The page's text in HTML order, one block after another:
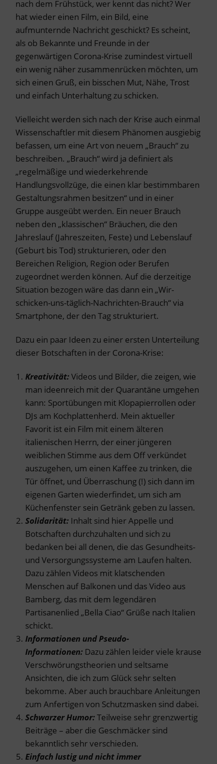
nach dem Frühstück, wer kennt das nicht? Wer
hat wieder einen Film, ein Bild, eine
aufmunternde Nachricht geschickt? Es scheint,
als ob Bekannte und Freunde in der
gegenwärtigen Corona-Krise zumindest virtuell
ein wenig näher zusammenrücken möchten, um
sich einen Gruß, ein bisschen Mut, Nähe, Trost
und einfach Unterhaltung zu schicken.
Vielleicht werden sich nach der Krise auch einmal
Wissenschaftler mit diesem Phänomen ausgiebig
befassen, um eine Art von neuem „Brauch“ zu
beschreiben. „Brauch“ wird ja definiert als
„regelmäßige und wiederkehrende
Handlungsvollzüge, die einen klar bestimmbaren
Gestaltungsrahmen besitzen“ und in einer
Gruppe ausgeübt werden. Ein neuer Brauch
neben den „klassischen“ Bräuchen, die den
Jahreslauf (Jahreszeiten, Feste) und Lebenslauf
(Geburt bis Tod) strukturieren, oder den
Bereichen Religion, Region oder Berufen
zugeordnet werden können. Auf die derzeitige
Situation bezogen wäre das dann ein „Wir-
schicken-uns-täglich-Nachrichten-Brauch“ via
Smartphone, der den Tag strukturiert.
Dazu ein paar Ideen zu einer ersten Unterteilung
dieser Botschaften in der Corona-Krise:
Kreativität:Videos und Bilder, die zeigen, wie
man ideenreich mit der Quarantäne umgehen
kann: Sportübungen mit Klopapierrollen oder
DJs am Kochplattenherd. Mein aktueller
Favorit ist ein Film mit einem älteren
italienischen Herrn, der einer jüngeren
weiblichen Stimme aus dem Off verkündet
auszugehen, um einen Kaffee zu trinken, die
Tür öffnet, und Überraschung (!) sich dann im
eigenen Garten wiederfindet, um sich am
Küchenfenster sein Getränk geben zu lassen.
Solidarität: Inhalt sind hier Appelle und
Botschaften durchzuhalten und sich zu
bedanken bei all denen, die das Gesundheits-
und Versorgungssysteme am Laufen halten.
Dazu zählen Videos mit klatschenden
Menschen auf Balkonen und das Video aus
Bamberg, das mit dem legendären
Partisanenlied „Bella Ciao“ Grüße nach Italien
schickt.
Informationen und Pseudo-
Informationen: Dazu zählen leider viele krause
Verschwörungstheorien und seltsame
Ansichten, die ich zum Glück sehr selten
bekomme. Aber auch brauchbare Anleitungen
zum Anfertigen von Schutzmasken sind dabei.
Schwarzer Humor:Teilweise sehr grenzwertig
Beiträge – aber die Geschmäcker sind
bekanntlich sehr verschieden.
Einfach lustig und nicht immer